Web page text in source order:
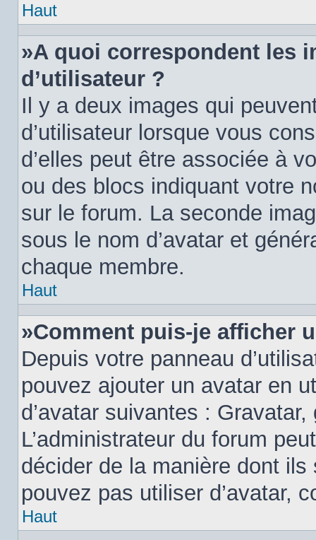
Haut
»A quoi correspondent les
d’utilisateur ?
Il y a deux images qui
d’utilisateur lorsque vous
d’elles peut être associée à
ou des blocs indiquant votre
sur le forum. La seconde
sous le nom d’avatar et
chaque membre.
Haut
»Comment puis-je afficher
Depuis votre panneau
pouvez ajouter un avatar en
d’avatar suivantes :
L’administrateur du forum
décider de la manière dont
pouvez pas utiliser d’avatar,
Haut